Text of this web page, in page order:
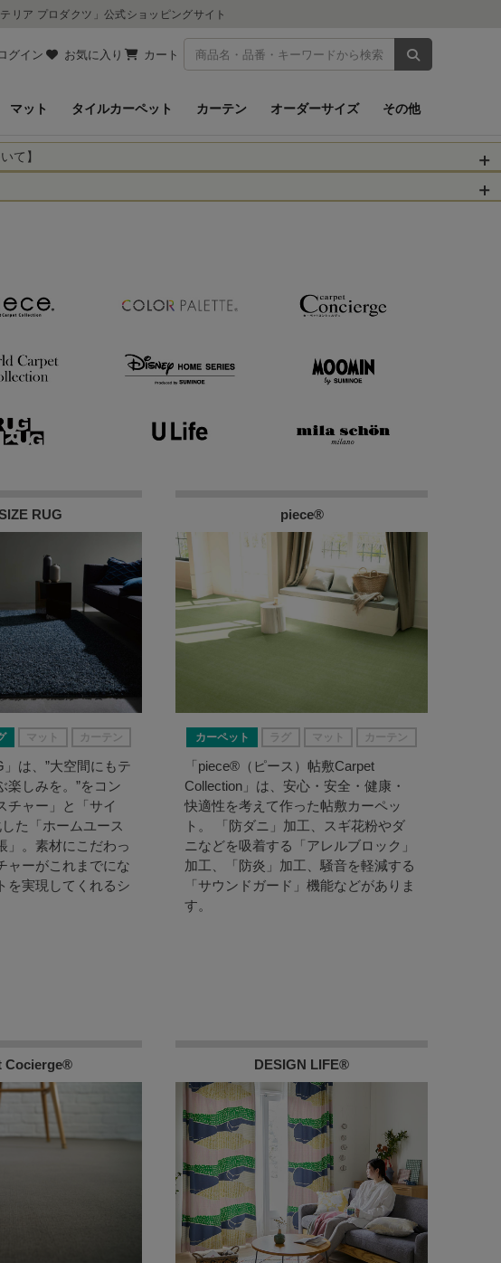
リア プロダクツ」公式ショッピングサイト
グイン お気に入り カート 商品を検索
マット タイルカーペット カーテン オーダーサイズ その他
て】
すとともに、被災された皆さま
発着するお荷物のお届けに遅れが
申し上げます。
RUG
マット カーテン
」は、”大空間にもテ
楽しみを。”をコン
チャー」と「サイ
た「ホームユース
」。素材にこだわっ
ャーがこれまでにな
を実現してくれるシ
piece®
カーペット ラグ マット カーテン
「piece®（ピース）帖敷Carpet
Collection」は、安心・安全・健康・
快適性を考えて作った帖敷カーペッ
ト。 「防ダニ」加工、スギ花粉やダ
ニなどを吸着する「アレルブロック」
加工、「防炎」加工、騒音を軽減する
「サウンドガード」機能などがありま
す。
Cocierge® DESIGN LIFE®